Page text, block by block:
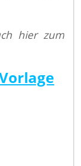
hier zum